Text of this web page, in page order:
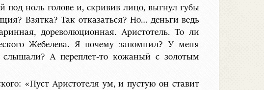
под ноль голове и, скривив лицо, выгнул губы
Взятка? Так отказаться? Но… деньги ведь
дореволюционная. Аристотель. То ли
Жебелева. Я почему запомнил? У меня
слышали? А переплет-то кожаный с золотым
«Пуст Аристотеля ум, и пустую он ставит